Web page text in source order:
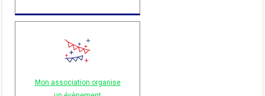
Mon association organise